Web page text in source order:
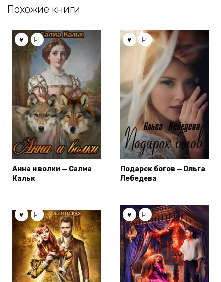
Похожие книги
Анна и волки — Салма
Кальк
Подарок богов — Ольга
Лебедева